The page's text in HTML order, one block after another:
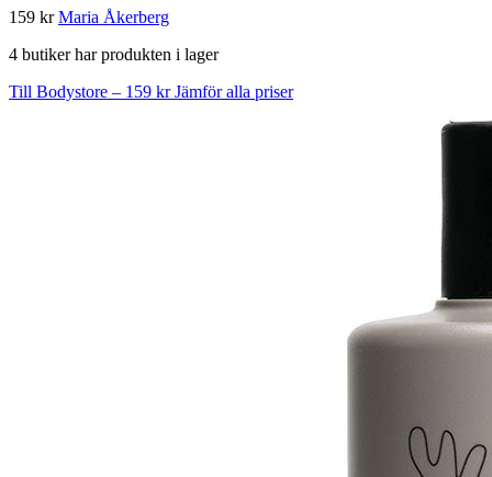
159 krMaria Åkerberg
4 butiker har produkten i lager
Till Bodystore – 159 krJämför alla priser